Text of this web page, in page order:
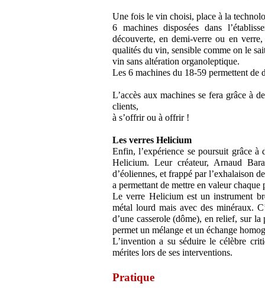
Une fois le vin choisi, place à la
6 machines disposées dans
découverte, en demi-verre ou en
qualités du vin, sensible comme on le
vin sans altération organoleptique.
Les 6 machines du 18-59 permettent
L’accès aux machines se fera grâce à
clients,
à s’offrir ou à offrir !
Les verres Helicium
Enfin, l’expérience se poursuit grâce
Helicium. Leur créateur, Arnaud
d’éoliennes, et frappé par l’exhalaison
a permettant de mettre en valeur
Le verre Helicium est un instrument
métal lourd mais avec des minéraux.
d’une casserole (dôme), en relief, sur
permet un mélange et un échange
L’invention a su séduire le célèbre
mérites lors de ses interventions.
Pratique